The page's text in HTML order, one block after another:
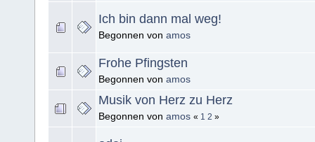
Ich bin dann mal weg!
Begonnen von amos
Frohe Pfingsten
Begonnen von amos
Musik von Herz zu Herz
Begonnen von amos « 1 2 »